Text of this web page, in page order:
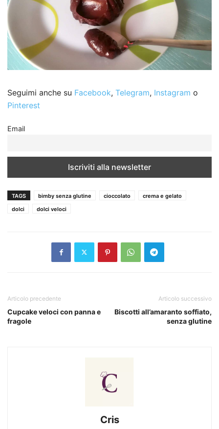
Seguimi anche su Facebook, Telegram, Instagram o
Pinterest
Email
TAGS bimby senza glutine cioccolato
crema e gelato
dolci
dolci veloci
Articolo precedente
Cupcake veloci con panna e
fragole
Articolo successivo
Biscotti all’amaranto soffiato,
senza glutine
Cris